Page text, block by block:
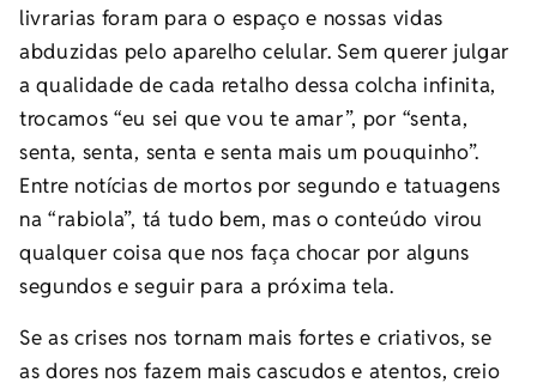
livrarias foram para o espaço e nossas vidas
abduzidas pelo aparelho celular. Sem querer julgar
a qualidade de cada retalho dessa colcha infinita,
trocamos “eu sei que vou te amar”, por “senta,
senta, senta, senta e senta mais um pouquinho”.
Entre notícias de mortos por segundo e tatuagens
na “rabiola”, tá tudo bem, mas o conteúdo virou
qualquer coisa que nos faça chocar por alguns
segundos e seguir para a próxima tela.
Se as crises nos tornam mais fortes e criativos, se
as dores nos fazem mais cascudos e atentos, creio